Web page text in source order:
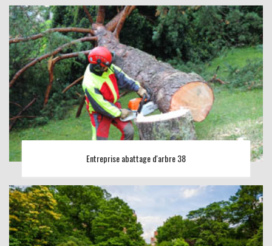
Entreprise abattage d'arbre 38